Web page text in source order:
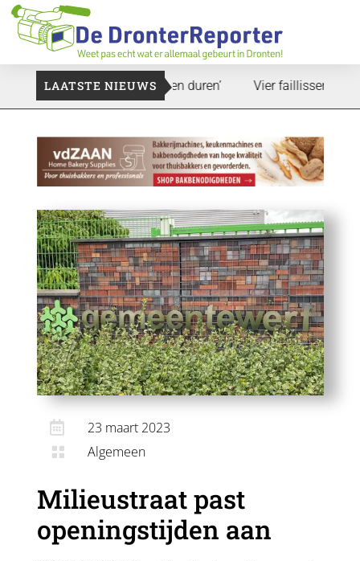
LAATSTE NIEUWS
zal ook nog wel even duren’ Vier faillissementen in
 23 maart 2023
 Algemeen
Milieustraat past
openingstijden aan